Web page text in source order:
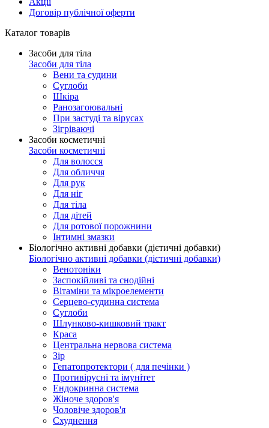
Договір публічної оферти
Каталог товарів
Засоби для тіла
Засоби для тіла
Вени та судини
Суглоби
Шкіра
Ранозагоювальні
При застуді та вірусах
Зігріваючі
Засоби косметичні
Засоби косметичні
Для волосся
Для обличчя
Для рук
Для ніг
Для тіла
Для дітей
Для ротової порожнини
Інтимні змазки
Біологічно активні добавки (дієтичні добавки)
Біологічно активні добавки (дієтичні добавки)
Венотоніки
Заспокійливі та снодійні
Вітаміни та мікроелементи
Серцево-судинна система
Суглоби
Шлунково-кишковий тракт
Краса
Центральна нервова система
Зір
Гепатопротектори ( для печінки )
Противірусні та імунітет
Ендокринна система
Жіноче здоров'я
Чоловіче здоров'я
Схуднення